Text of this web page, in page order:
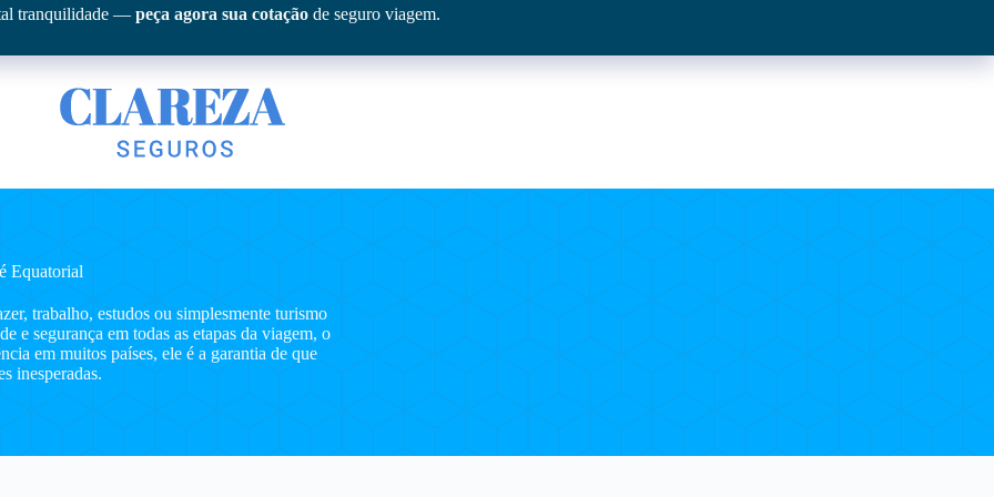
tranquilidade — peça agora sua cotaçãode seguro viagem.
Equatorial
trabalho, estudos ou simplesmente turismo
segurança em todas as etapas da viagem, o
em muitos países, ele é a garantia de que
inesperadas.